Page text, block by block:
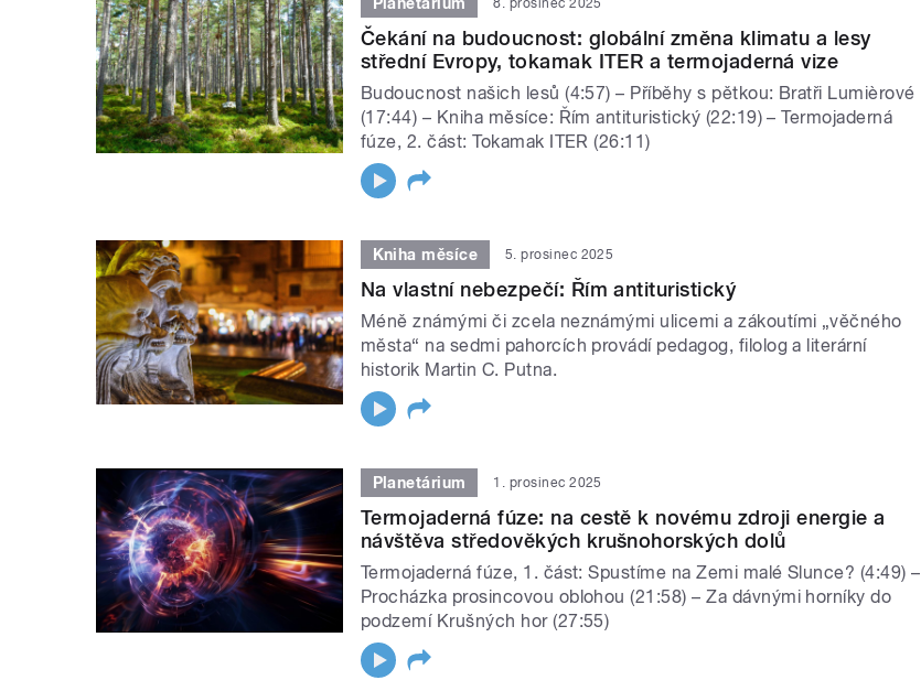
Čekání na budoucnost: globální změna klimatu a lesy
střední Evropy, tokamak ITER a termojaderná vize
Budoucnost našich lesů (4:57) – Příběhy s pětkou: Bratři Lumièrové
(17:44) – Kniha měsíce: Řím antituristický (22:19) – Termojaderná
fúze, 2. část: Tokamak ITER (26:11)
Kniha měsíce 5. prosinec 2025
Na vlastní nebezpečí: Řím antituristický
Méně známými či zcela neznámými ulicemi a zákoutími „věčného
města“ na sedmi pahorcích provádí pedagog, filolog a literární
historik Martin C. Putna.
Planetárium 1. prosinec 2025
Termojaderná fúze: na cestě k novému zdroji energie a
návštěva středověkých krušnohorských dolů
Termojaderná fúze, 1. část: Spustíme na Zemi malé Slunce? (4:49) –
Procházka prosincovou oblohou (21:58) – Za dávnými horníky do
podzemí Krušných hor (27:55)